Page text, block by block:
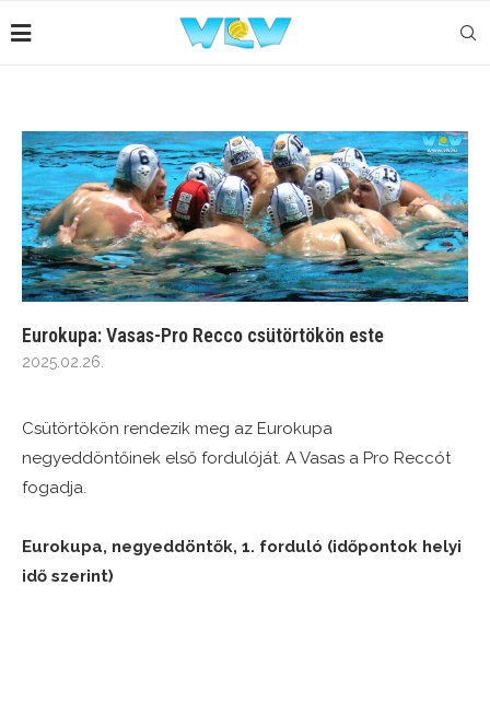
Eurokupa: Vasas-Pro Recco csütörtökön este
2025.02.26.
Csütörtökön rendezik meg az Eurokupa
negyeddöntőinek első fordulóját. A Vasas a Pro Reccót
fogadja.
Eurokupa, negyeddöntők, 1. forduló (időpontok helyi
idő szerint)